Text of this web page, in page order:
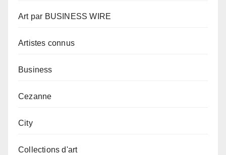
Art par BUSINESS WIRE
Artistes connus
Business
Cezanne
City
Collections d'art